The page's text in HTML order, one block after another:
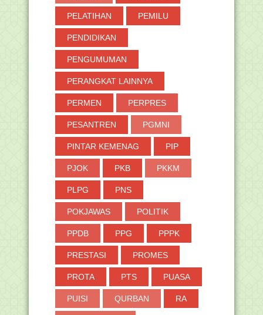
PELATIHAN PEMILU
PENDIDIKAN
PENGUMUMAN
PERANGKAT LAINNYA
PERMEN PERPRES
PESANTREN PGMNI
PINTAR KEMENAG PIP
PJOK PKB PKKM
PLPG PNS
POKJAWAS POLITIK
PPDB PPG PPPK
PRESTASI PROMES
PROTA PTS PUASA
PUISI QURBAN RA